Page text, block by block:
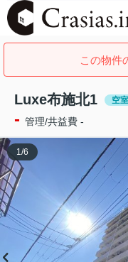
この物件
Luxe布施北1 空
- 管理/共益費 -
1/6